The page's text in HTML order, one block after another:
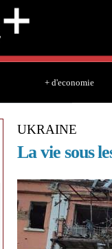
+ d'economie
UKRAINE
La vie sous